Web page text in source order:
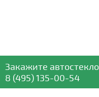
Закажите автостекло
8 (495) 135-00-54